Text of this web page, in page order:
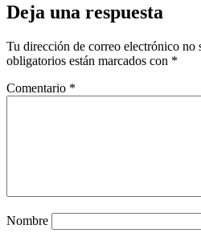
Deja una respuesta
Tu dirección de correo electrónico no
obligatorios están marcados con *
Comentario *
Nombre